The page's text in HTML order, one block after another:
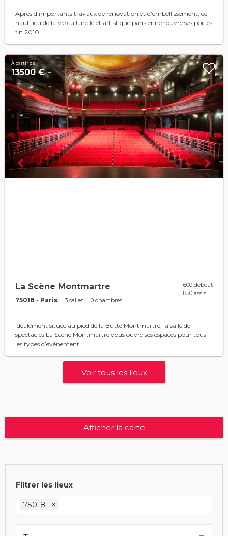
Après d'importants travaux de rénovation et d'embellissement, ce
haut lieu de la vie culturelle et artistique parisienne rouvre ses portes
fin 2010...
À partir de
13500 €H.T
La Scène Montmartre
75018 - Paris 3 salles 0 chambres
600 debout
850 assis
Idéalement située au pied de la Butte Montmartre, la salle de
spectacles La Scène Montmartre vous ouvre ses espaces pour tous
les types d’événement...
Voir tous les lieux
Afficher la carte
Filtrer les lieux
75018 ×